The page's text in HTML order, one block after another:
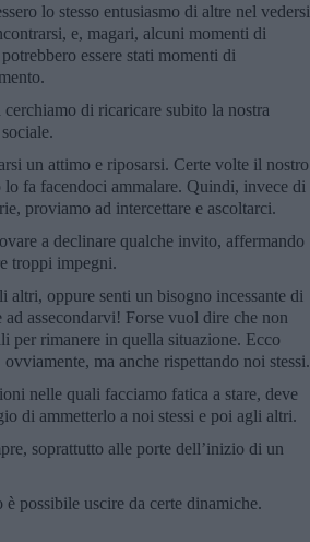
lo stesso entusiasmo di altre nel vedersi
e, magari, alcuni momenti di
essere stati momenti di
cerchiamo di ricaricare subito la nostra
un attimo e riposarsi. Certe volte il nostro
fa facendoci ammalare. Quindi, invece di
proviamo ad intercettare e ascoltarci.
a declinare qualche invito, affermando
troppi impegni.
altri, oppure senti un bisogno incessante di
assecondarvi! Forse vuol dire che non
per rimanere in quella situazione. Ecco
ma anche rispettando noi stessi.
nelle quali facciamo fatica a stare, deve
di ammetterlo a noi stessi e poi agli altri.
soprattutto alle porte dell’inizio di un
possibile uscire da certe dinamiche.